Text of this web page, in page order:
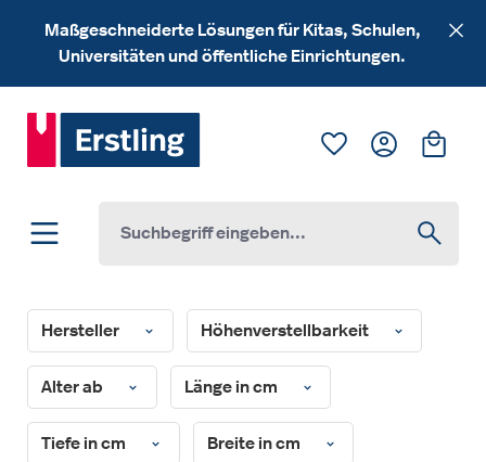
Zum Hauptinhalt springen
Maßgeschneiderte Lösungen für Kitas, Schulen,
Universitäten und öffentliche Einrichtungen.
Du hast 0
Hersteller Höhenverstellbarkeit
Alter ab Länge in cm
Tiefe in cm Breite in cm